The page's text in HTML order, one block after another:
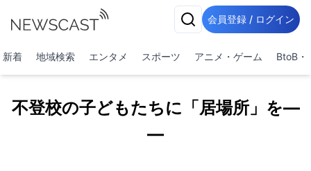
会員登録 / ログイン
新着 地域検索 エンタメ スポーツ アニメ・ゲーム BtoB・
不登校の子どもたちに「居場所」を―
―